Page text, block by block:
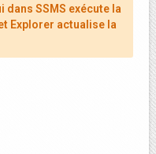
dans SSMS exécute la
Explorer actualise la